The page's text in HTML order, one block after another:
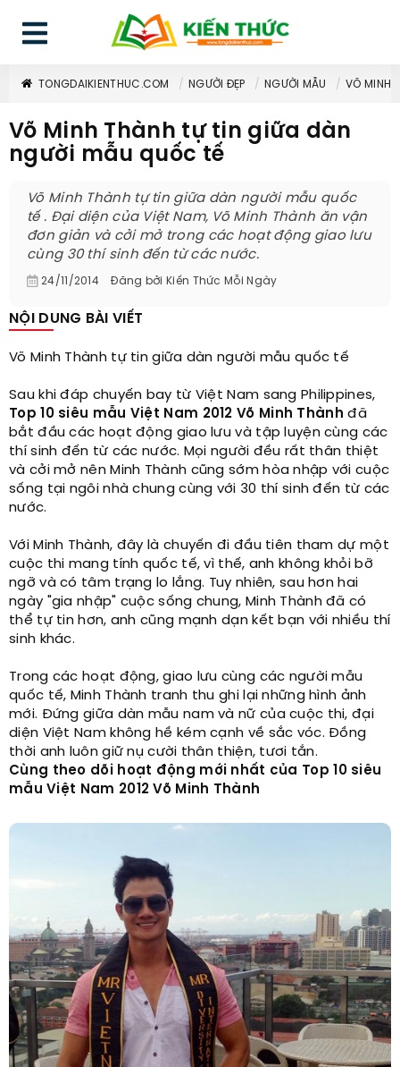
TONGDAIKIENTHUC.COM NGƯỜI ĐẸP NGƯỜI MẪU VÕ MINH
Võ Minh Thành tự tin giữa dàn
người mẫu quốc tế
Võ Minh Thành tự tin giữa dàn người mẫu quốc
tế . Đại diện của Việt Nam, Võ Minh Thành ăn vận
đơn giản và cởi mở trong các hoạt động giao lưu
cùng 30 thí sinh đến từ các nước.
24/11/2014 Đăng bởi Kiến Thức Mỗi Ngày
NỘI DUNG BÀI VIẾT
Võ Minh Thành tự tin giữa dàn người mẫu quốc tế
Sau khi đáp chuyến bay từ Việt Nam sang Philippines,
Top 10 siêu mẫu Việt Nam 2012 Võ Minh Thành đã
bắt đầu các hoạt động giao lưu và tập luyện cùng các
thí sinh đến từ các nước. Mọi người đều rất thân thiệt
và cởi mở nên Minh Thành cũng sớm hòa nhập với cuộc
sống tại ngôi nhà chung cùng với 30 thí sinh đến từ các
nước.
Với Minh Thành, đây là chuyến đi đầu tiên tham dự một
cuộc thi mang tính quốc tế, vì thế, anh không khỏi bỡ
ngỡ và có tâm trạng lo lắng. Tuy nhiên, sau hơn hai
ngày "gia nhập" cuộc sống chung, Minh Thành đã có
thể tự tin hơn, anh cũng mạnh dạn kết bạn với nhiều thí
sinh khác.
Trong các hoạt động, giao lưu cùng các người mẫu
quốc tế, Minh Thành tranh thu ghi lại những hình ảnh
mới. Đứng giữa dàn mẫu nam và nữ của cuộc thi, đại
diện Việt Nam không hề kém cạnh về sắc vóc. Đồng
thời anh luôn giữ nụ cười thân thiện, tươi tắn.
Cùng theo dõi hoạt động mới nhất của Top 10 siêu
mẫu Việt Nam 2012 Võ Minh Thành